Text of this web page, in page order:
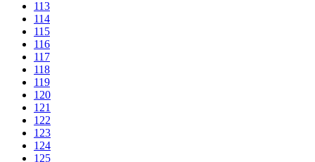
113
114
115
116
117
118
119
120
121
122
123
124
125